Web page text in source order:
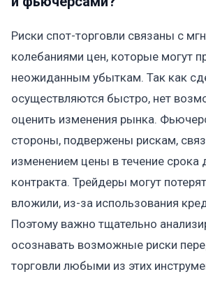
Риски спот-торговли связаны с
колебаниями цен, которые могут
неожиданным убыткам. Так как
осуществляются быстро, нет
оценить изменения рынка.
стороны, подвержены рискам,
изменением цены в течение срока
контракта. Трейдеры могут
вложили, из-за использования
Поэтому важно тщательно
осознавать возможные риски
торговли любыми из этих